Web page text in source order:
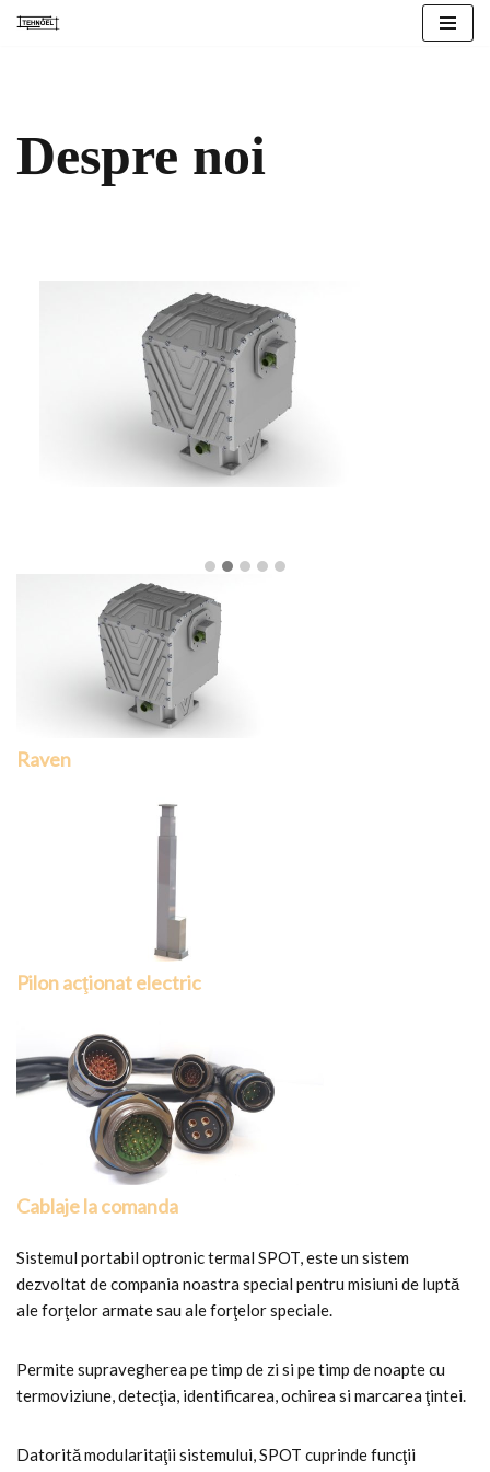
Despre noi
Raven
Pilon acţionat electric
Cablaje la comanda
Sistemul portabil optronic termal SPOT, este un sistem
dezvoltat de compania noastra special pentru misiuni de luptă
ale forţelor armate sau ale forţelor speciale.
Permite supravegherea pe timp de zi si pe timp de noapte cu
termoviziune, detecţia, identificarea, ochirea si marcarea ţintei.
Datorită modularitaţii sistemului, SPOT cuprinde funcţii